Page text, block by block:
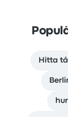
Hitta